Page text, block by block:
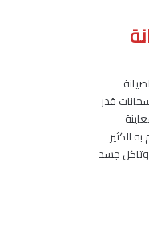
قدر
الكثير
وتاكل جسد